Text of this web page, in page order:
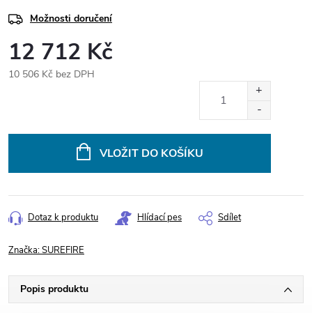
Možnosti doručení
12 712 Kč
10 506 Kč bez DPH
VLOŽIT DO KOŠÍKU
Dotaz k produktu Hlídací pes Sdílet
Značka:SUREFIRE
Popis produktu